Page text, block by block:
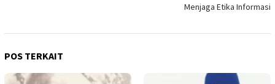
Menjaga Etika Informasi
POS TERKAIT